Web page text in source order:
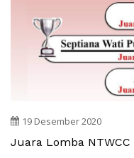
19 Desember 2020
Juara Lomba